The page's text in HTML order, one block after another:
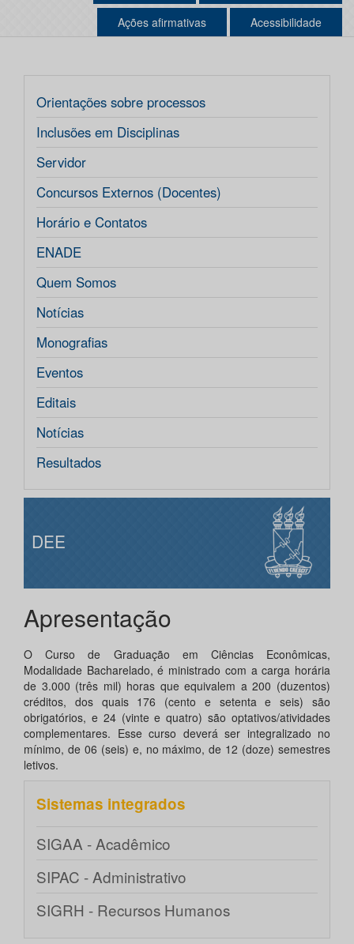
Ações afirmativas Acessibilidade
Orientações sobre processos
Inclusões em Disciplinas
Servidor
Concursos Externos (Docentes)
Horário e Contatos
ENADE
Quem Somos
Notícias
Monografias
Eventos
Editais
Notícias
Resultados
DEE
Apresentação
O Curso de Graduação em Ciências Econômicas,
Modalidade Bacharelado, é ministrado com a carga horária
de 3.000 (três mil) horas que equivalem a 200 (duzentos)
créditos, dos quais 176 (cento e setenta e seis) são
obrigatórios, e 24 (vinte e quatro) são optativos/atividades
complementares. Esse curso deverá ser integralizado no
mínimo, de 06 (seis) e, no máximo, de 12 (doze) semestres
letivos.
Sistemas integrados
SIGAA - Acadêmico
SIPAC - Administrativo
SIGRH - Recursos Humanos